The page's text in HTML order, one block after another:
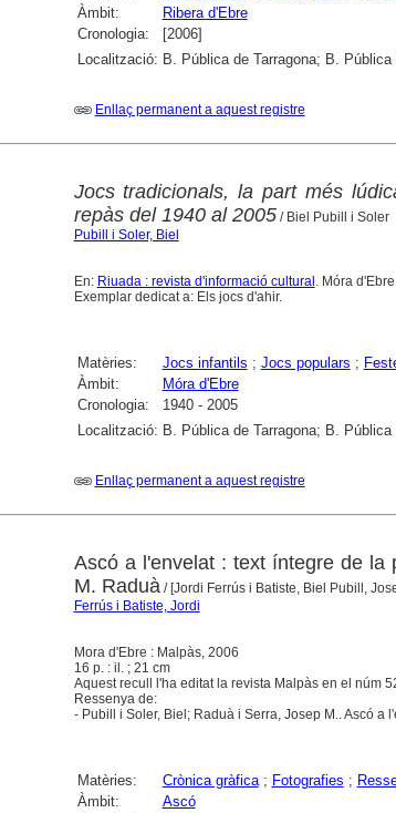
Àmbit:
Ribera d'Ebre
Cronologia:
[2006]
Localització: B. Pública de Tarragona; B.
Enllaç permanent a aquest registre
Jocs tradicionals, la part més
repàs del 1940 al 2005/ Biel Pubill i Soler
Pubill i Soler, Biel
En: Riuada : revista d'informació cultural . Móra
Exemplar dedicat a: Els jocs d'ahir.
Matèries: Jocs infantils ; Jocs populars ;
Àmbit:
Móra d'Ebre
Cronologia:
1940 - 2005
Localització: B. Pública de Tarragona; B.
Enllaç permanent a aquest registre
Ascó a l'envelat : text íntegre de la
M. Raduà/ [Jordi Ferrús i Batiste, Biel Pubill,
Ferrús i Batiste, Jordi
Mora d'Ebre : Malpàs, 2006
16 p. : il. ; 21 cm
Aquest recull l'ha editat la revista Malpàs en el núm
Ressenya de:
- Pubill i Soler, Biel; Raduà i Serra, Josep M.. Ascó a
Matèries: Crònica gràfica; Fotografies ;
Àmbit:
Ascó